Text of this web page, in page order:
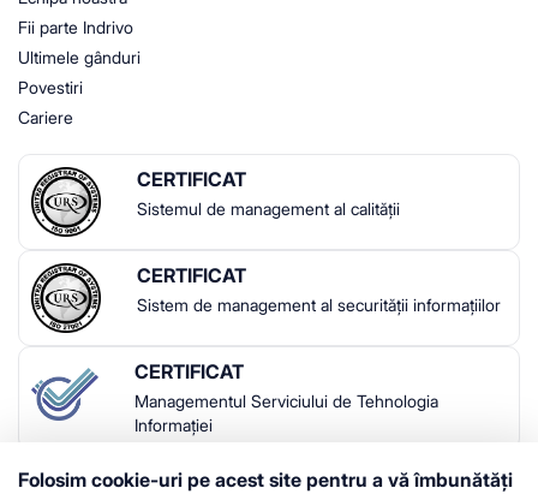
Fii parte Indrivo
Ultimele gânduri
Povestiri
Cariere
CERTIFICAT
Sistemul de management al calității
CERTIFICAT
Sistem de management al securității informațiilor
CERTIFICAT
Managementul Serviciului de Tehnologia
Informației
Folosim cookie-uri pe acest site pentru a vă îmbunătăți